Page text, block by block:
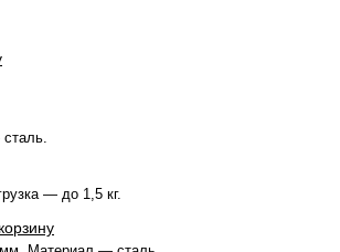
— до 1,5 кг.